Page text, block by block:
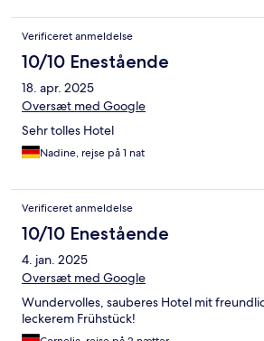
Verificeret anmeldelse
10/10 Enestående
18. apr. 2025
Oversæt med Google
Sehr tolles Hotel
Nadine, rejse på 1 nat
Verificeret anmeldelse
10/10 Enestående
4. jan. 2025
Oversæt med Google
Wundervolles, sauberes Hotel mit
leckerem Frühstück!